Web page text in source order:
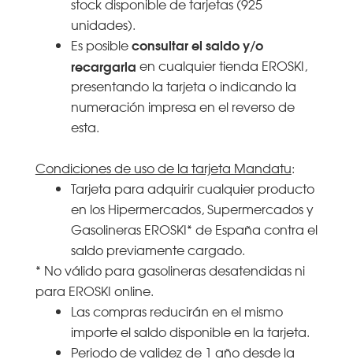
unidades).
Es posibleconsultar el saldo y/o
recargarla en cualquier tienda EROSKI,
presentando la tarjeta o indicando la
numeración impresa en el reverso de
esta.
Condiciones de uso de la tarjeta Mandatu:
Tarjeta para adquirir cualquier producto
en los Hipermercados, Supermercados y
Gasolineras EROSKI* de España contra el
saldo previamente cargado.
* No válido para gasolineras desatendidas ni
para EROSKI online.
Las compras reducirán en el mismo
importe el saldo disponible en la tarjeta.
Periodo de validez de 1 año desde la